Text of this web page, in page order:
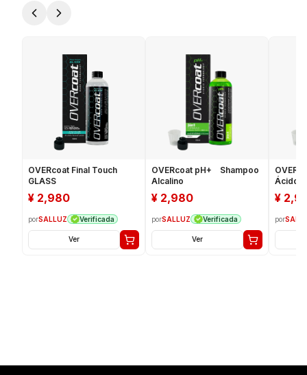
OVERcoat Final Touch
GLASS
¥ 2,980
porSALLUZ Verificada
Ver
OVERcoat pH+ Shampoo
Alcalino
¥ 2,980
porSALLUZ Verificada
Ver
Ácido
¥
por